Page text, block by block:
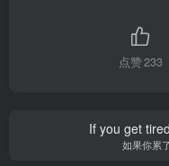
点赞233
If you get
如果你累